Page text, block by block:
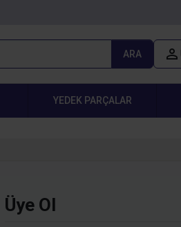
ARA
YEDEK PARÇALAR
Üye Ol